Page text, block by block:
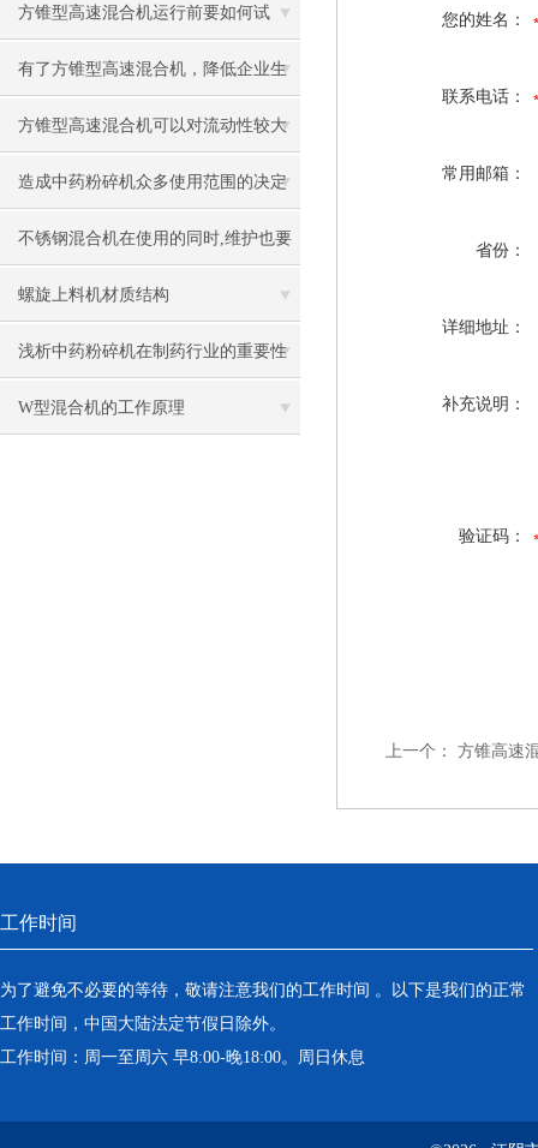
机的产量
方锥型高速混合机运行前要如何试
机？
有了方锥型高速混合机，降低企业生
产成本不是问题
方锥型高速混合机可以对流动性较大
的物料进行均匀混合
造成中药粉碎机众多使用范围的决定
性因素
不锈钢混合机在使用的同时,维护也要
注重
螺旋上料机材质结构
浅析中药粉碎机在制药行业的重要性
W型混合机的工作原理
您的姓名：
联系电话：
常用邮箱：
省份：
详细地址：
补充说明：
验证码：
上一个： 方锥高速
工作时间
为了避免不必要的等待，敬请注意我们的工作时间 。以下是我们的正常
工作时间，中国大陆法定节假日除外。
工作时间：周一至周六 早8:00-晚18:00。周日休息